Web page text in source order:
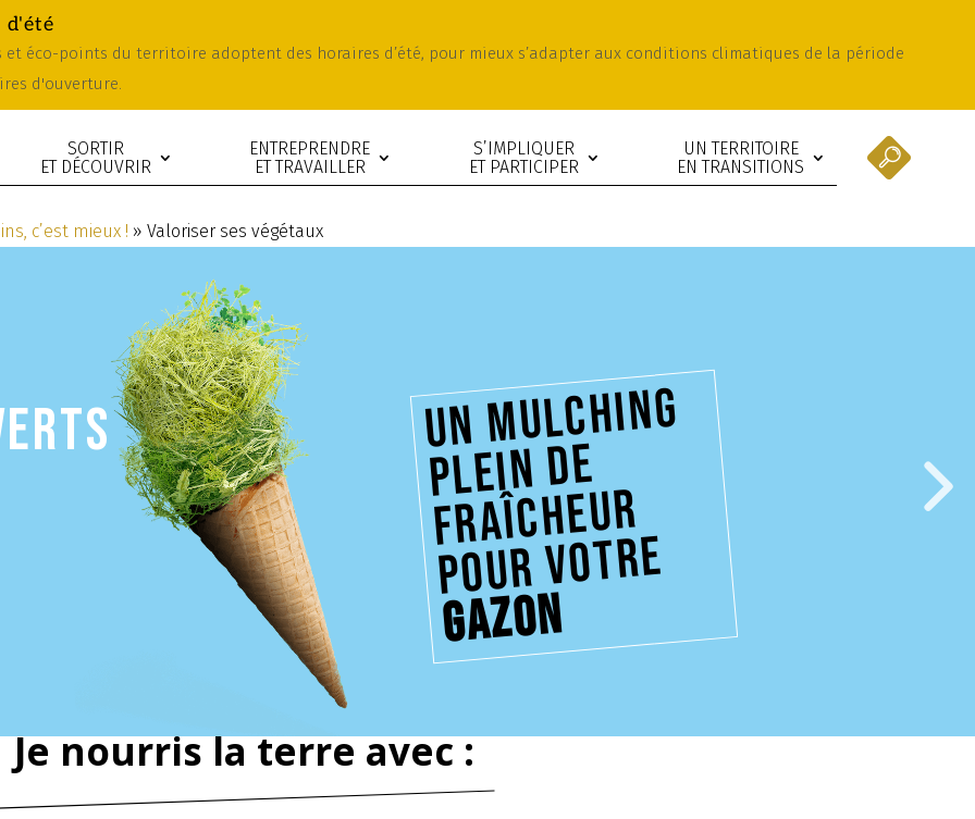
d'été
et éco-points du territoire adoptent des horaires d’été, pour mieux s’adapter aux conditions climatiques de la période
d'ouverture.
SORTIR
ET DÉCOUVRIR
ENTREPRENDRE
ET TRAVAILLER
S’IMPLIQUER
ET PARTICIPER
UN TERRITOIRE
EN TRANSITIONS
c’est mieux ! »Valoriser ses végétaux
U
n
mulc
hi
ng
plei
n de
fraîc
heur
pour votre
gazon
Je nourris la terre avec :